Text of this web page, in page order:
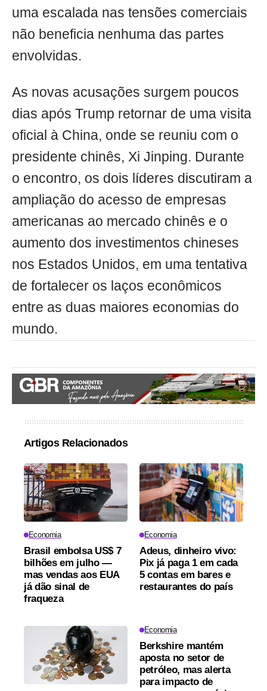
uma escalada nas tensões comerciais
não beneficia nenhuma das partes
envolvidas.
As novas acusações surgem poucos
dias após Trump retornar de uma visita
oficial à China, onde se reuniu com o
presidente chinês, Xi Jinping. Durante
o encontro, os dois líderes discutiram a
ampliação do acesso de empresas
americanas ao mercado chinês e o
aumento dos investimentos chineses
nos Estados Unidos, em uma tentativa
de fortalecer os laços econômicos
entre as duas maiores economias do
mundo.
Artigos Relacionados
Economia
Brasil embolsa US$ 7
bilhões em julho —
mas vendas aos EUA
já dão sinal de
fraqueza
Economia
Adeus, dinheiro vivo:
Pix já paga 1 em cada
5 contas em bares e
restaurantes do país
Economia
Berkshire mantém
aposta no setor de
petróleo, mas alerta
para impacto de